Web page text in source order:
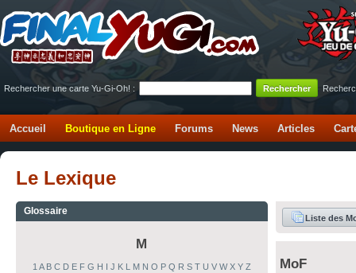
Rechercher une carte Yu-Gi-Oh! :
Accueil Boutique en Ligne Forums News Articles
Le Lexique
Glossaire
M
1 A B C D E F G H J K M N O P Q R S T U V W X Y Z
Liste des
MoF